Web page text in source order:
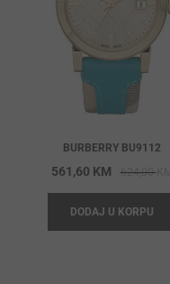
BURBERRY BU9112
624,00KM
561,60 KM
DODAJ U KORPU